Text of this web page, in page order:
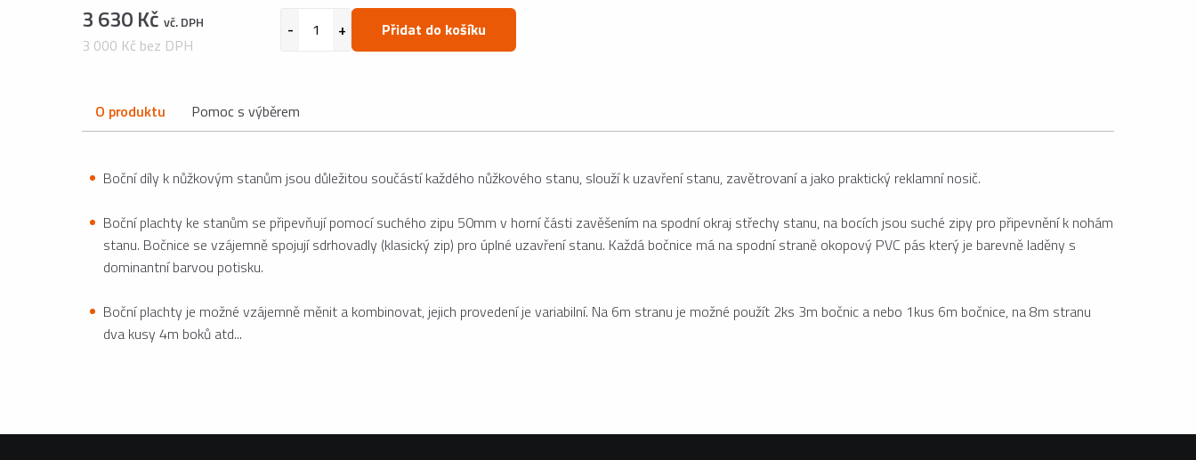
3 630 Kč vč. DPH
3 000 Kč bez DPH
Přidat do košíku
O produktu Pomoc s výběrem
Boční díly k nůžkovým stanům jsou důležitou součástí každého nůžkového stanu, slouží k uzavření stanu, zavětrovaní a jako praktický reklamní nosič.
Boční plachty ke stanům se připevňují pomocí suchého zipu 50mm v horní části zavěšením na spodní okraj střechy stanu, na bocích jsou suché zipy pro připevnění k nohám
stanu. Bočnice se vzájemně spojují sdrhovadly (klasický zip) pro úplné uzavření stanu. Každá bočnice má na spodní straně okopový PVC pás který je barevně laděny s
dominantní barvou potisku.
Boční plachty je možné vzájemně měnit a kombinovat, jejich provedení je variabilní. Na 6m stranu je možné použít 2ks 3m bočnic a nebo 1kus 6m bočnice, na 8m stranu
dva kusy 4m boků atd...